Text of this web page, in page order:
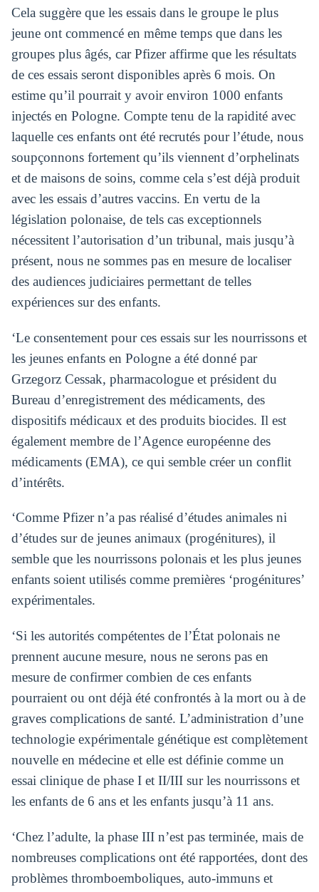
Cela suggère que les essais dans le groupe le plus
jeune ont commencé en même temps que dans les
groupes plus âgés, car Pfizer affirme que les résultats
de ces essais seront disponibles après 6 mois. On
estime qu’il pourrait y avoir environ 1000 enfants
injectés en Pologne. Compte tenu de la rapidité avec
laquelle ces enfants ont été recrutés pour l’étude, nous
soupçonnons fortement qu’ils viennent d’orphelinats
et de maisons de soins, comme cela s’est déjà produit
avec les essais d’autres vaccins. En vertu de la
législation polonaise, de tels cas exceptionnels
nécessitent l’autorisation d’un tribunal, mais jusqu’à
présent, nous ne sommes pas en mesure de localiser
des audiences judiciaires permettant de telles
expériences sur des enfants.
‘Le consentement pour ces essais sur les nourrissons et
les jeunes enfants en Pologne a été donné par
Grzegorz Cessak, pharmacologue et président du
Bureau d’enregistrement des médicaments, des
dispositifs médicaux et des produits biocides. Il est
également membre de l’Agence européenne des
médicaments (EMA), ce qui semble créer un conflit
d’intérêts.
‘Comme Pfizer n’a pas réalisé d’études animales ni
d’études sur de jeunes animaux (progénitures), il
semble que les nourrissons polonais et les plus jeunes
enfants soient utilisés comme premières ‘progénitures’
expérimentales.
‘Si les autorités compétentes de l’État polonais ne
prennent aucune mesure, nous ne serons pas en
mesure de confirmer combien de ces enfants
pourraient ou ont déjà été confrontés à la mort ou à de
graves complications de santé. L’administration d’une
technologie expérimentale génétique est complètement
nouvelle en médecine et elle est définie comme un
essai clinique de phase I et II/III sur les nourrissons et
les enfants de 6 ans et les enfants jusqu’à 11 ans.
‘Chez l’adulte, la phase III n’est pas terminée, mais de
nombreuses complications ont été rapportées, dont des
problèmes thromboemboliques, auto-immuns et